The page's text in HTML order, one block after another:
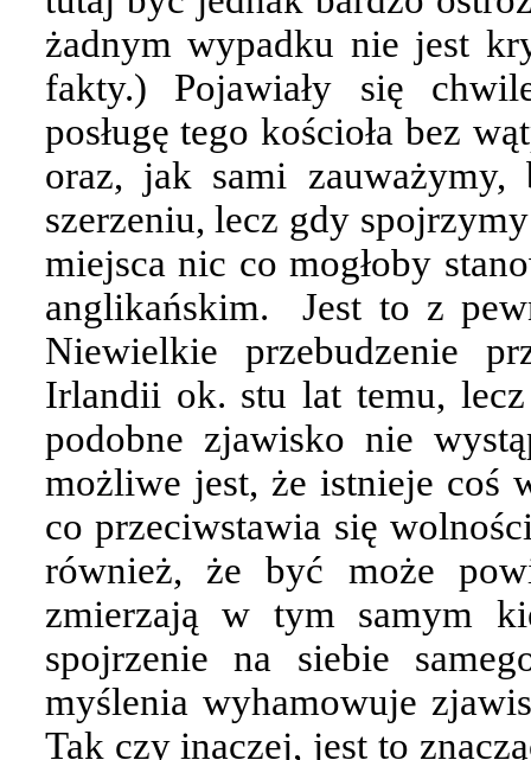
żadnym wypadku nie jest
fakty.) Pojawiały się
posługę tego kościoła bez
oraz, jak sami
szerzeniu, lecz gdy
miejsca nic co mogłoby
anglikańskim.
Jest to z
Niewielkie przebudzenie
Irlandii ok. stu lat temu,
podobne zjawisko nie
możliwe jest, że istnieje coś
co przeciwstawia się
również, że być może
zmierzają w tym samym
spojrzenie na siebie
myślenia wyhamowuje
Tak czy inaczej, jest to